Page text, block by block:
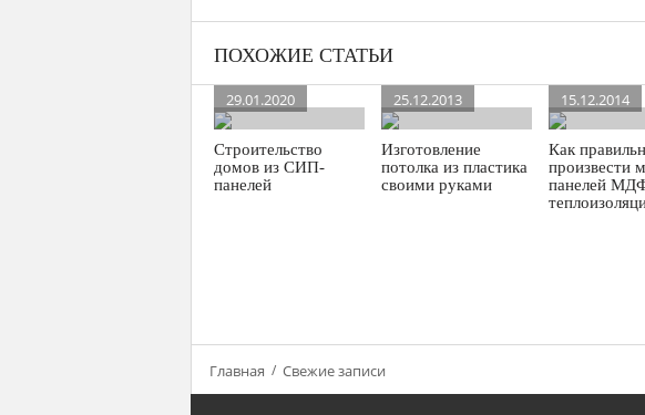
ПОХОЖИЕ СТАТЬИ
29.01.2020
Строительство
домов из СИП-
панелей
25.12.2013
Изготовление
потолка из пластика
своими руками
15.12.2014
Как
произвести
панелей
Главная Свежие записи